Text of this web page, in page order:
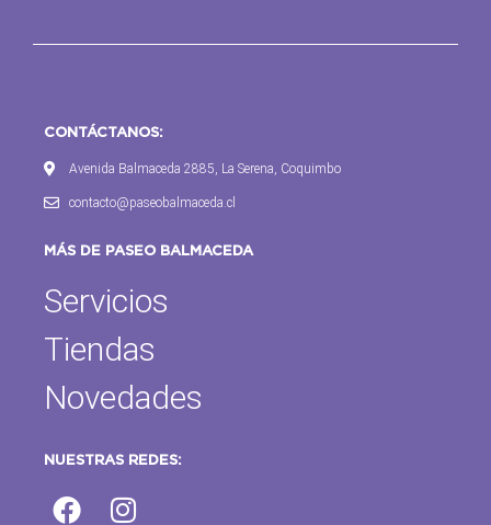
CONTÁCTANOS:
Avenida Balmaceda 2885, La Serena, Coquimbo
contacto@paseobalmaceda.cl
MÁS DE PASEO BALMACEDA
Servicios
Tiendas
Novedades
NUESTRAS REDES: